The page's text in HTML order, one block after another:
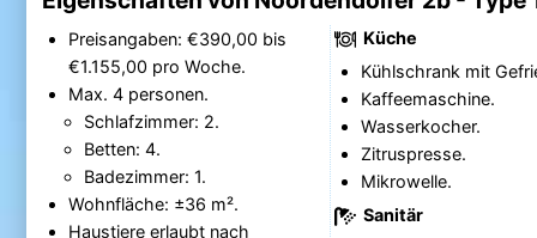
Preisangaben: €390,00 bis
€1.155,00 pro Woche.
Max. 4 personen.
Schlafzimmer: 2.
Betten: 4.
Badezimmer: 1.
Wohnfläche: ±36 m².
Haustiere erlaubt nach
Küche
Kühlschrank mit
Kaffeemaschine.
Wasserkocher.
Zitruspresse.
Mikrowelle.
Sanitär